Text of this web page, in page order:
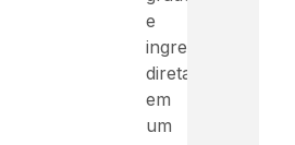
e
ingressar
diretamente
em
um